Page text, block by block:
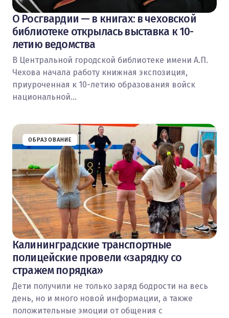
О Росгвардии — в книгах: в чеховской
библиотеке открылась выставка к 10-
летию ведомства
В Центральной городской библиотеке имени А.П.
Чехова начала работу книжная экспозиция,
приуроченная к 10-летию образования войск
национальной…
ОБРАЗОВАНИЕ
Калининградские транспортные
полицейские провели «зарядку со
стражем порядка»
Дети получили не только заряд бодрости на весь
день, но и много новой информации, а также
положительные эмоции от общения с